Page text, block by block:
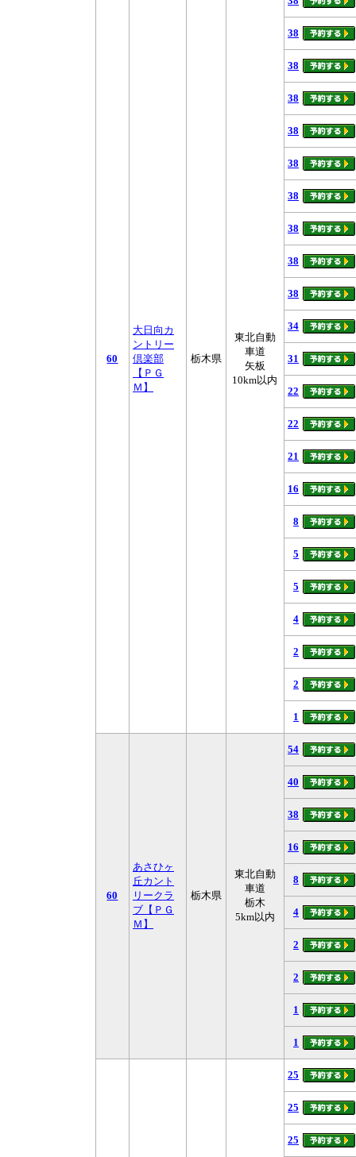
60
大日向カ
ントリー
倶楽部
【ＰＧ
Ｍ】
栃木県
東北自動
車道
矢板
10km以内
38
38
38
38
38
38
38
38
38
34
31
22
22
21
16
8
5
5
4
2
2
1
60
あさひヶ
丘カント
リークラ
ブ【ＰＧ
Ｍ】
栃木県
東北自動
車道
栃木
5km以内
54
40
38
16
8
4
2
2
1
1
25
25
25